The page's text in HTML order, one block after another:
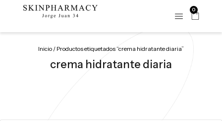
0
Inicio / Productos etiquetados “crema hidratante diaria”
crema hidratante diaria